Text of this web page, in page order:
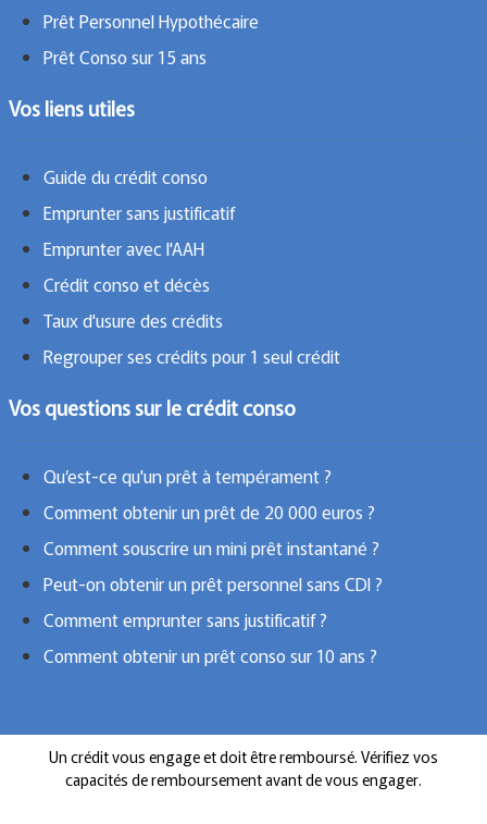
Prêt Personnel Hypothécaire
Prêt Conso sur 15 ans
Vos liens utiles
Guide du crédit conso
Emprunter sans justificatif
Emprunter avec l'AAH
Crédit conso et décès
Taux d'usure des crédits
Regrouper ses crédits pour 1 seul crédit
Vos questions sur le crédit conso
Qu’est-ce qu'un prêt à tempérament ?
Comment obtenir un prêt de 20 000 euros ?
Comment souscrire un mini prêt instantané ?
Peut-on obtenir un prêt personnel sans CDI ?
Comment emprunter sans justificatif ?
Comment obtenir un prêt conso sur 10 ans ?
Un crédit vous engage et doit être remboursé. Vérifiez vos
capacités de remboursement avant de vous engager.